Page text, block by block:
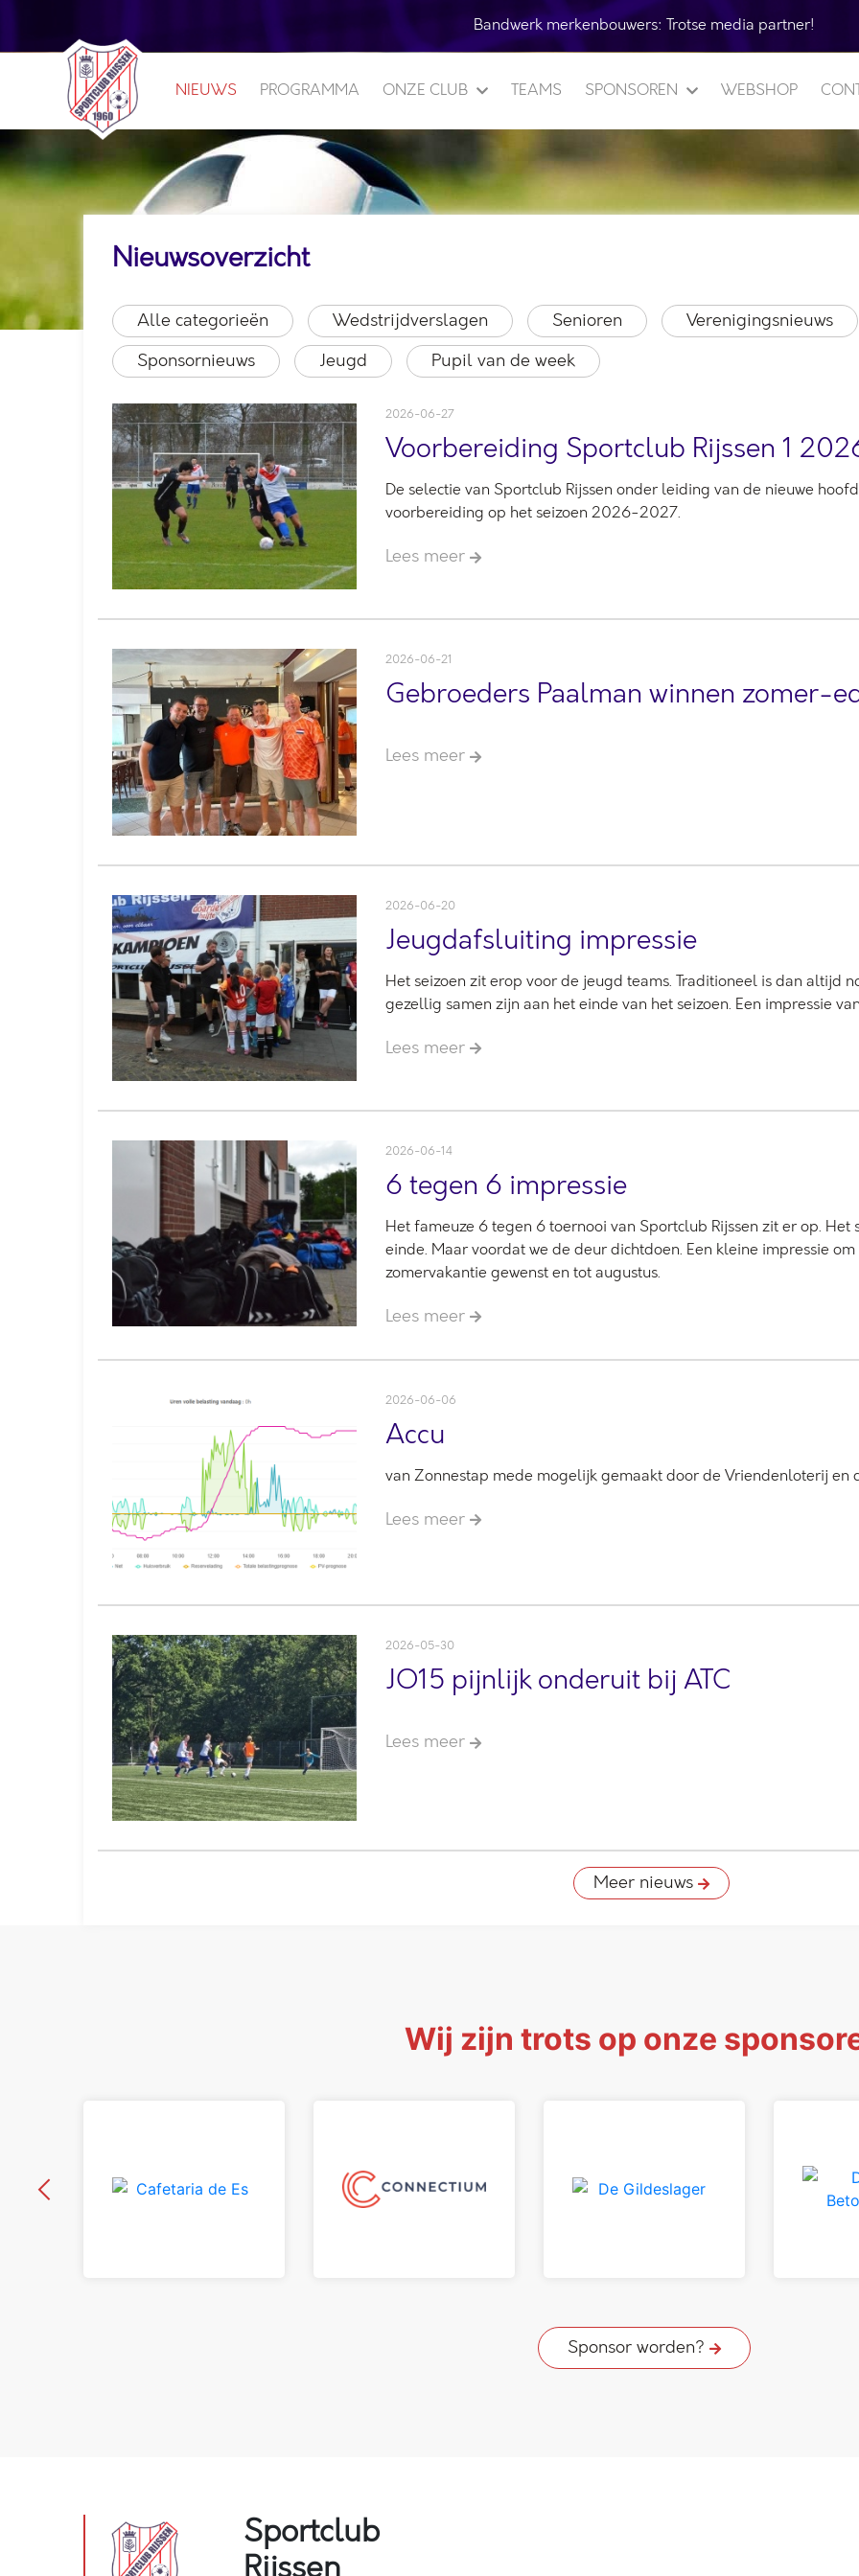
Bandwerk merkenbouwers: Trotse media partner!
NIEUWS PROGRAMMA ONZE CLUB TEAMS SPONSOREN WEBSHOP
Nieuwsoverzicht
Alle categorieën Wedstrijdverslagen Senioren
Verenigingsnieuws
Sponsornieuws
Jeugd Pupil van de week
2026-06-27
Voorbereiding Sportclub Rijssen 1
De selectie van Sportclub Rijssen onder leiding van de nieuwe
voorbereiding op het seizoen 2026-2027.
Lees meer
2026-06-21
Gebroeders Paalman winnen zomer-
Lees meer
2026-06-20
Jeugdafsluiting impressie
Het seizoen zit erop voor de jeugd teams. Traditioneel is dan altijd
gezellig samen zijn aan het einde van het seizoen. Een impressie
Lees meer
2026-06-14
6 tegen 6 impressie
Het fameuze 6 tegen 6 toernooi van Sportclub Rijssen zit er op.
einde. Maar voordat we de deur dichtdoen. Een kleine impressie
zomervakantie gewenst en tot augustus.
Lees meer
2026-06-06
Accu
van Zonnestap mede mogelijk gemaakt door de Vriendenloterij en
Lees meer
2026-05-30
JO15 pijnlijk onderuit bij ATC
Lees meer
Meer nieuws
Wij zijn trots op onze
Sponsor worden?
Sportclub